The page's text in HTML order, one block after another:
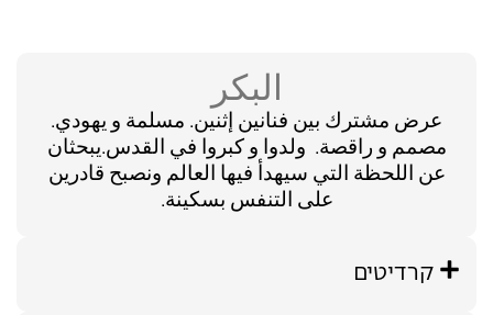
البكر
عرض مشترك بين فنانين إثنين. مسلمة و يهودي.
مصمم و راقصة. ولدوا و كبروا في القدس.يبحثان
عن اللحظة التي سيهدأ فيها العالم ونصبح قادرين
على التنفس بسكينة.
קרדיטים